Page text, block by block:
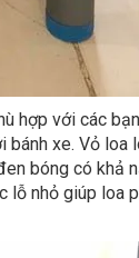
hợp với các
bánh xe. Vỏ
bóng có khả
nhỏ giúp loa